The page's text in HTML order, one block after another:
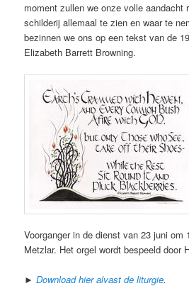
moment zullen we onze volle aandacht
schilderij allemaal te zien en waar te
bezinnen we ons op een tekst van de
Elizabeth Barrett Browning.
Voorganger in de dienst van 23 juni om
Metzlar. Het orgel wordt bespeeld door
►Download hier alvast de liturgie.